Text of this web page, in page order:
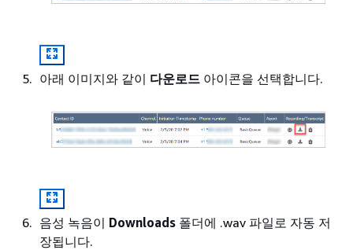
아래 이미지와 같이 다운로드 아이콘을 선택합니다.
음성 녹음이 Downloads 폴더에 .wav 파일로 자동 저
장됩니다.